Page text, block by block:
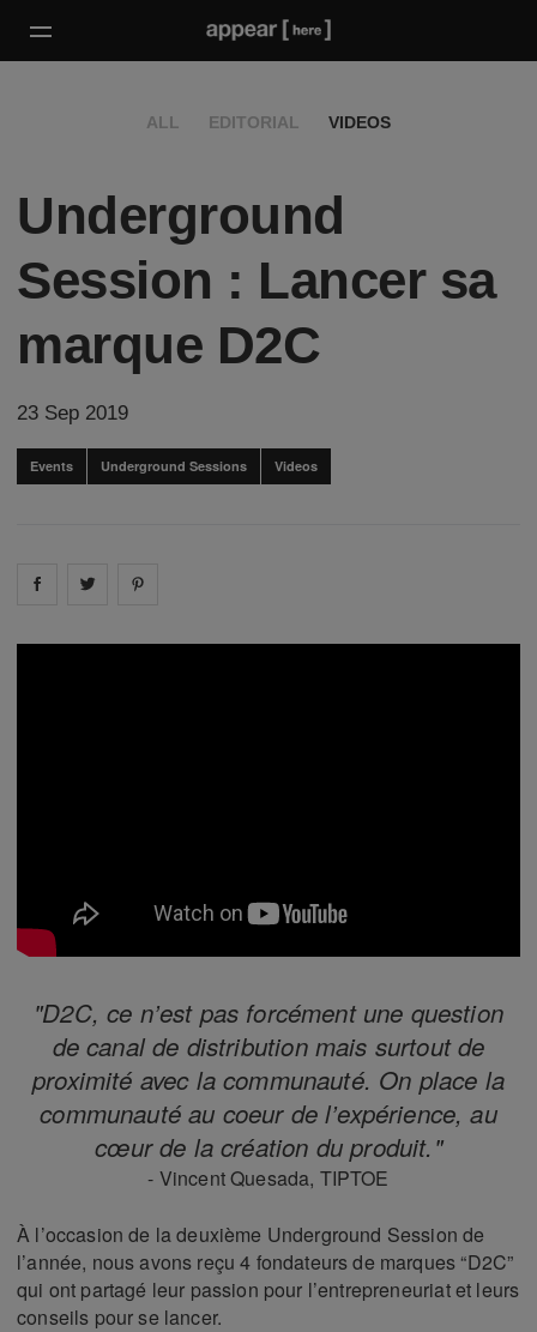
ALL EDITORIAL VIDEOS
Underground
Session : Lancer sa
marque D2C
23 Sep 2019
Events Underground Sessions Videos
Share on facebook
Share on
"D2C, ce n’est pas forcément une question
de canal de distribution mais surtout de
proximité avec la communauté. On place la
communauté au coeur de l’expérience, au
cœur de la création du produit."
- Vincent Quesada, TIPTOE
À l’occasion de la deuxième Underground Session de
l’année, nous avons reçu 4 fondateurs de marques “D2C”
qui ont partagé leur passion pour l’entrepreneuriat et leurs
conseils pour se lancer.